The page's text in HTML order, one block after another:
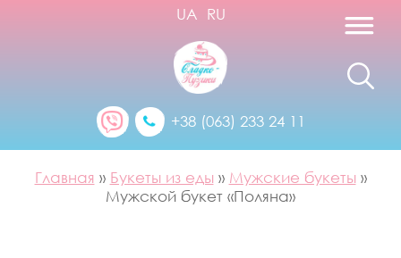
+38 (063) 233 24 11
UA RU
Главная » Букеты из еды » Мужские букеты »
Мужской букет «Поляна»